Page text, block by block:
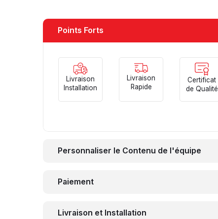
Points Forts
Livraison
Installation
Livraison
Rapide
Certificat
de Qualité
Personnaliser le Contenu de l'équipe
Paiement
Livraison et Installation